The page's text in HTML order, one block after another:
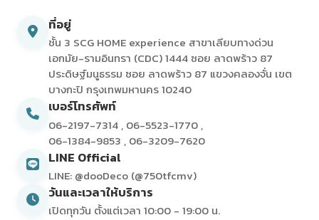
ที่อยู่
ชั้น 3 SCG HOME experience สาขาเลียบทางด่วน
เอกมัย-รามอินทรา (CDC) 1444 ซอย ลาดพร้าว 87
ประดิษฐ์มนูธรรม ซอย ลาดพร้าว 87 แขวงคลองจั่น เขต
บางกะปิ กรุงเทพมหานคร 10240
เบอร์โทรศัพท์
06-2197-7314 , 06-5523-1770 ,
06-1384-9853 , 06-3209-7620
LINE Official
LINE: @dooDeco (@750tfcmv)
วันและเวลาให้บริการ
เปิดทุกวัน ตั้งแต่เวลา 10:00 - 19:00 น.